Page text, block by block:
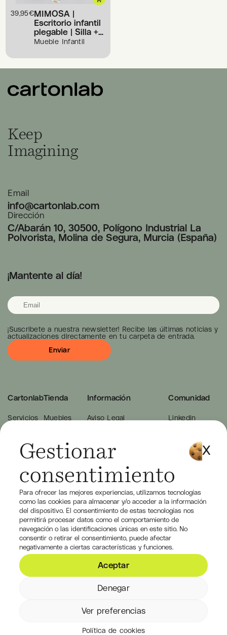
Gestionar
consentimiento
Para ofrecer las mejores experiencias, utilizamos tecnologías
como las cookies para almacenar y/o acceder a la información
del dispositivo. El consentimiento de estas tecnologías nos
permitirá procesar datos como el comportamiento de
navegación o las identificaciones únicas en este sitio. No
consentir o retirar el consentimiento, puede afectar
negativamente a ciertas características y funciones.
Aceptar
Denegar
Ver preferencias
Política de cookies
MIMOSA |
Escritorio infantil
plegable | Silla +
Mesa (2 tamaños)
Mueble Infantil
39,95€
Keep
Imagining
Email
info@cartonlab.com
Dirección
C/Abarán 10, 30500, Polígono Industrial La
Polvorista, Molina de Segura, Murcia (España)
¡Mantente al día!
¡Suscribete a nuestra newsletter! Recibe las últimas noticias y
actualizaciones directamente en tu carpeta de entrada.
Cartonlab
Servicios
Contacto
Tienda
Muebles
Información
Aviso Legal
Comunidad
Linkedin
Behance